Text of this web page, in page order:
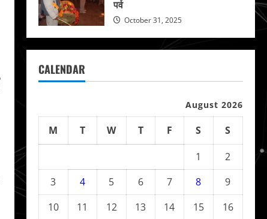
पर्व
October 31, 2025
CALENDAR
August 2026
M T W T F S
S
1
2
3
4 5 6 7 8
9
10
11 12 13 14 15
16